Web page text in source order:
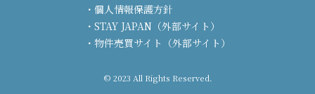
個人情報保護方針
STAY JAPAN（外部サイト）
物件売買サイト（外部サイト）
© 2023 All Rights Reserved.